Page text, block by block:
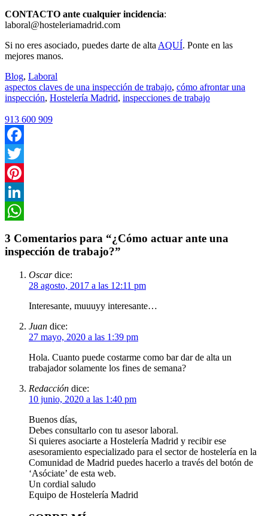
CONTACTO ante cualquier incidencia:
laboral@hosteleriamadrid.com
Si no eres asociado, puedes darte de altaAQUÍ. Ponte en las
mejores manos.
Blog, Laboral
aspectos claves de una inspección de trabajo, cómo afrontar una
inspección, Hostelería Madrid, inspecciones de trabajo
913 600 909
Facebook
Twitter
Pinterest
LinkedIn
3 Comentarios para “¿Cómo actuar ante una
inspección de trabajo?”
Oscar dice:
28 agosto, 2017 a las 12:11 pm
Interesante, muuuyy interesante…
Juan dice:
27 mayo, 2020 a las 1:39 pm
Hola. Cuanto puede costarme como bar dar de alta un
trabajador solamente los fines de semana?
Redacción dice:
10 junio, 2020 a las 1:40 pm
Buenos días,
Debes consultarlo con tu asesor laboral.
Si quieres asociarte a Hostelería Madrid y recibir ese
asesoramiento especializado para el sector de hostelería en la
Comunidad de Madrid puedes hacerlo a través del botón de
‘Asóciate’ de esta web.
Un cordial saludo
Equipo de Hostelería Madrid